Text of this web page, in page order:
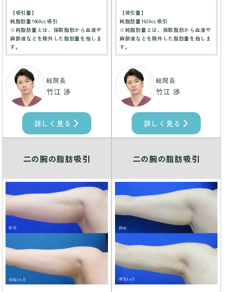
【吸引量】
純脂肪量1060cc吸引
※純脂肪量とは、採取脂肪から血液や
麻酔液などを除外した脂肪量を指しま
す。
総院長
竹江 渉
詳しく見る
【吸引量】
純脂肪量1630cc吸引
※純脂肪量とは、採取脂肪から血液や
麻酔液などを除外した脂肪量を指しま
す。
総院長
竹江 渉
詳しく見る
二の腕の脂肪吸引 二の腕の脂肪吸引